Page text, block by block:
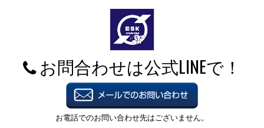
お問合わせは公式LINEで！
お電話でのお問い合わせ先はございません。